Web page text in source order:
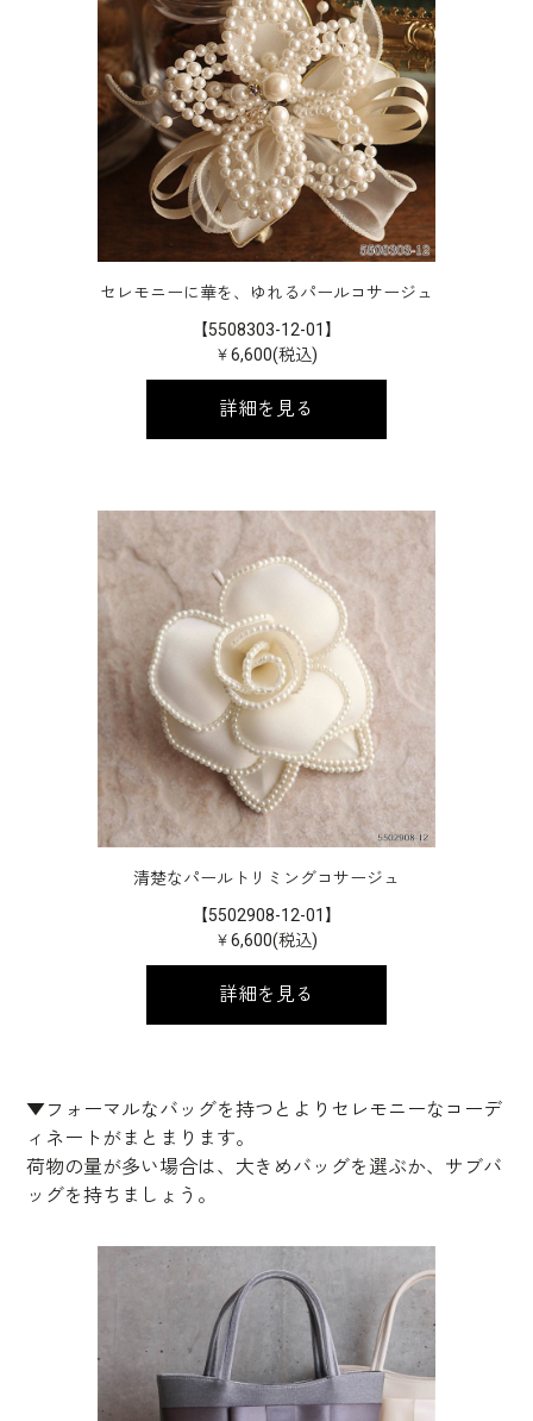
セレモニーに華を、ゆれるパールコサージュ
【5508303-12-01】
￥6,600(税込)
詳細を見る
清楚なパールトリミングコサージュ
【5502908-12-01】
￥6,600(税込)
詳細を見る
▼フォーマルなバッグを持つとよりセレモニーなコーデ
ィネートがまとまります。
荷物の量が多い場合は、大きめバッグを選ぶか、サブバ
ッグを持ちましょう。